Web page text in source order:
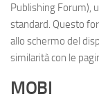
Publishing Forum),
standard. Questo
allo schermo del
similarità con le
MOBI